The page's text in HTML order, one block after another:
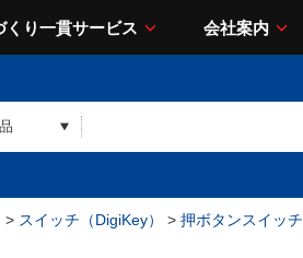
くり一貫サービス 会社案内
> スイッチ（DigiKey） > 押ボタンスイッチ